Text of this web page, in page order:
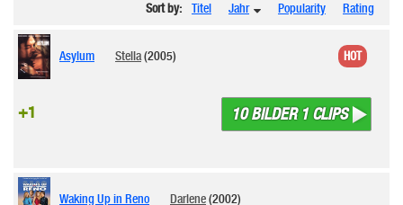
Sort by: Titel Jahr Popularity Rating
Asylum Stella(2005)
10 BILDER 1 CLIPS
+1
HOT
Waking Up in Reno Darlene(2002)